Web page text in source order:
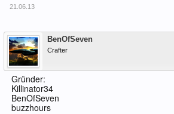
21.06.13
BenOfSeven
Crafter
Gründer:
Killinator34
BenOfSeven
buzzhours